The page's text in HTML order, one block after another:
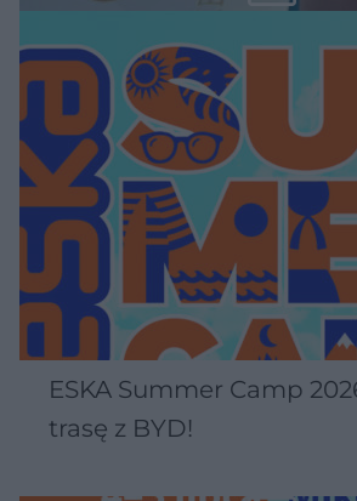
ESKA Summer Camp
trasę z BYD!